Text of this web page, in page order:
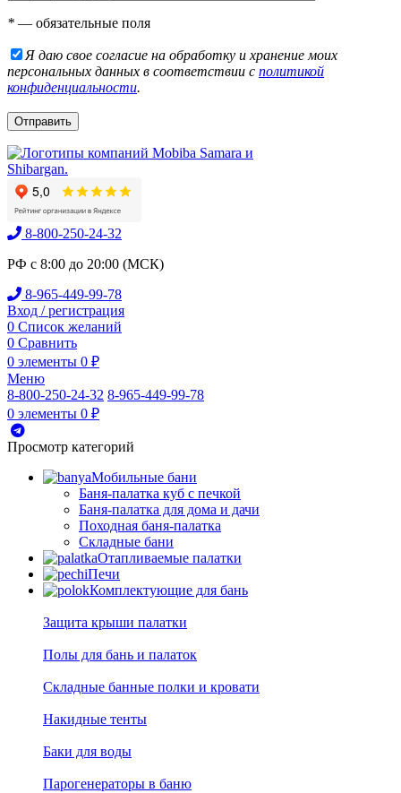
* — обязательные поля
Я даю свое согласие на обработку и хранение моих
персональных данных в соответствии с политикой
конфиденциальности.
8-800-250-24-32
РФ с 8:00 до 20:00 (МСК)
8-965-449-99-78
Вход / регистрация
0 Список желаний
0 Сравнить
0 элементы 0 ₽
Меню
8-800-250-24-32 8-965-449-99-78
0 элементы 0 ₽
Просмотр категорий
Мобильные бани
Баня-палатка куб с печкой
Баня-палатка для дома и дачи
Походная баня-палатка
Складные бани
Отапливаемые палатки
Печи
Комплектующие для бань
Защита крыши палатки
Полы для бань и палаток
Складные банные полки и кровати
Накидные тенты
Баки для воды
Парогенераторы в баню